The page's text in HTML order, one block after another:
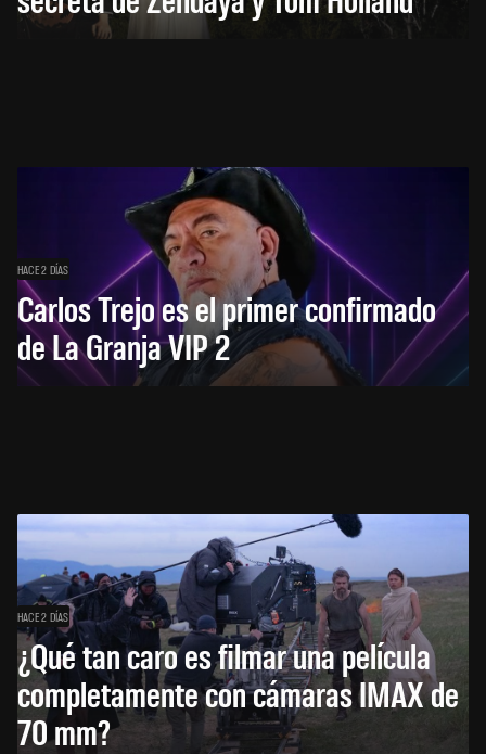
HACE 2 DÍAS
Carlos Trejo es el primer confirmado
de La Granja VIP 2
HACE 2 DÍAS
¿Qué tan caro es filmar una película
completamente con cámaras IMAX de
70 mm?